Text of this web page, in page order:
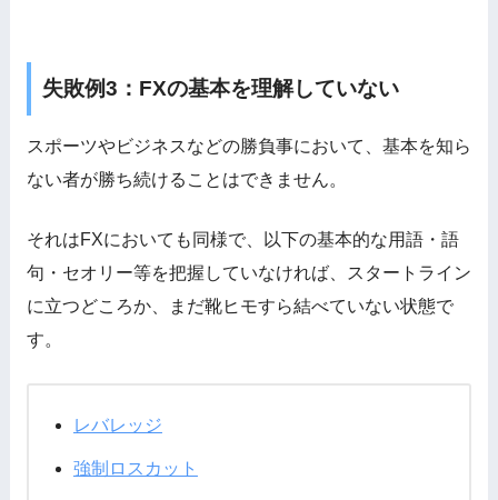
失敗例3：FXの基本を理解していない
スポーツやビジネスなどの勝負事において、基本を知ら
ない者が勝ち続けることはできません。
それはFXにおいても同様で、以下の基本的な用語・語
句・セオリー等を把握していなければ、スタートライン
に立つどころか、まだ靴ヒモすら結べていない状態で
す。
レバレッジ
強制ロスカット